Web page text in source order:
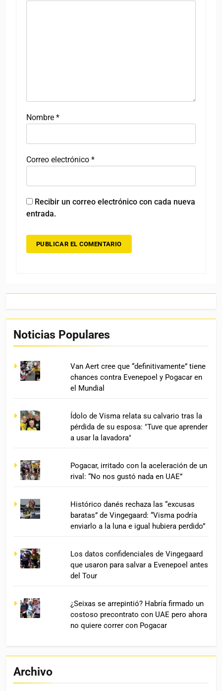
Nombre *
Correo electrónico *
Recibir un correo electrónico con cada nueva
entrada.
Noticias Populares
Van Aert cree que “definitivamente” tiene
chances contra Evenepoel y Pogacar en
el Mundial
Ídolo de Visma relata su calvario tras la
pérdida de su esposa: "Tuve que aprender
a usar la lavadora"
Pogacar, irritado con la aceleración de un
rival: “No nos gustó nada en UAE”
Histórico danés rechaza las “excusas
baratas” de Vingegaard: “Visma podría
enviarlo a la luna e igual hubiera perdido”
Los datos confidenciales de Vingegaard
que usaron para salvar a Evenepoel antes
del Tour
¿Seixas se arrepintió? Habría firmado un
costoso precontrato con UAE pero ahora
no quiere correr con Pogacar
Archivo